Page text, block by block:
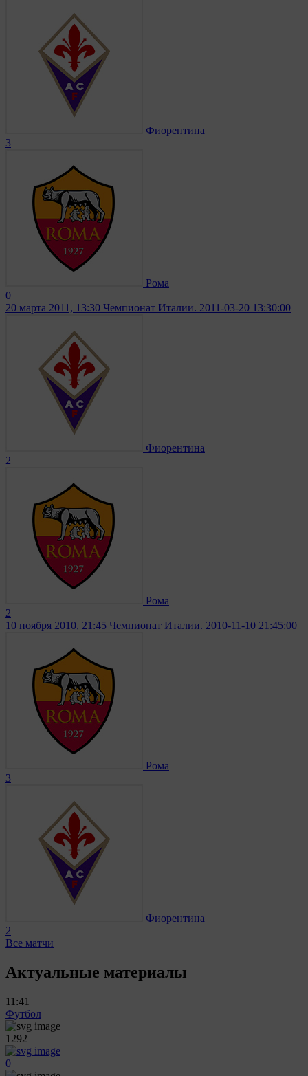
Фиорентина
3
Рома
0
20 марта 2011, 13:30 Чемпионат Италии. 2011-03-20 13:30:00
Фиорентина
2
Рома
2
10 ноября 2010, 21:45 Чемпионат Италии. 2010-11-10 21:45:00
Рома
3
Фиорентина
2
Все матчи
Актуальные материалы
11:41
Футбол
1292
0